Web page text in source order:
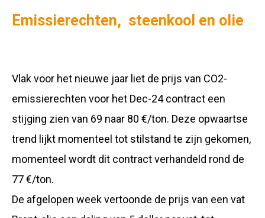
Emissierechten, steenkool en olie
Vlak voor het nieuwe jaar liet de prijs van CO2-
emissierechten voor het Dec-24 contract een
stijging zien van 69 naar 80 €/ton. Deze opwaartse
trend lijkt momenteel tot stilstand te zijn gekomen,
momenteel wordt dit contract verhandeld rond de
77 €/ton.
De afgelopen week vertoonde de prijs van een vat